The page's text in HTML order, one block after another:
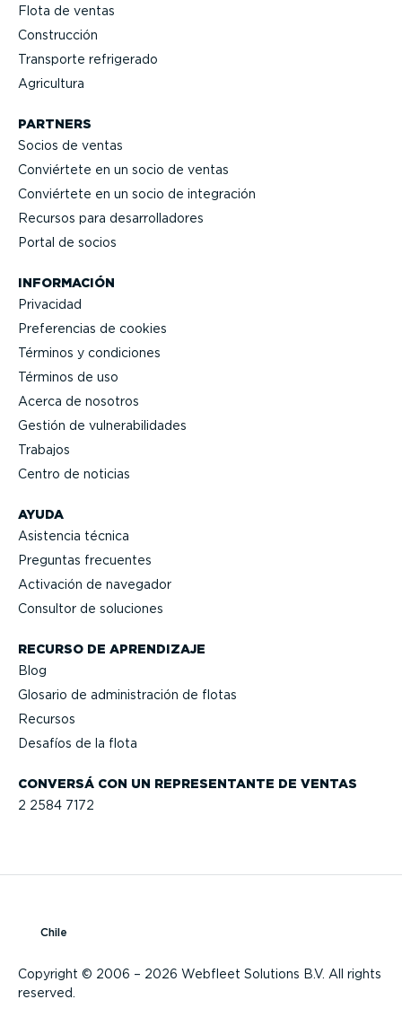
Flota de ventas
Construcción
Transporte refrigerado
Agricultura
CONVERSÁ CON UN REPRE­SEN­TANTE DE VENTAS
2 2584 7172
AYUDA
Asistencia técnica
Preguntas frecuentes
Activación de navegador
Consultor de soluciones
RECURSO DE APRENDIZAJE
Blog
Glosario de adminis­tración de flotas
Recursos
Desafíos de la flota
PARTNERS
Socios de ventas
Conviértete en un socio de ventas
Conviértete en un socio de integración
Recursos para desarro­lla­dores
Portal de socios
INFORMACIÓN
Privacidad
Prefe­rencias de cookies
Términos y condiciones
Términos de uso
Acerca de nosotros
Gestión de vulne­ra­bi­li­dades
Trabajos
Centro de noticias
Copyright © 2006 – 2026 Webfleet Solutions B.V. All rights
reserved.
Chile